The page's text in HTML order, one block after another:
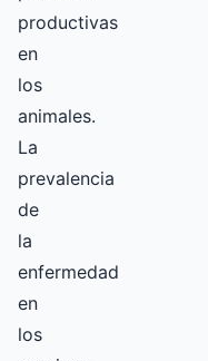
productivas
en
los
animales.
La
prevalencia
de
la
enfermedad
en
los